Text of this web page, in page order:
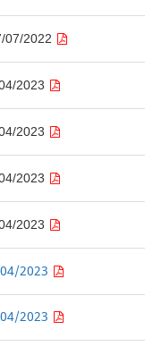
07/2022
04/2023
04/2023
04/2023
04/2023
04/2023
04/2023